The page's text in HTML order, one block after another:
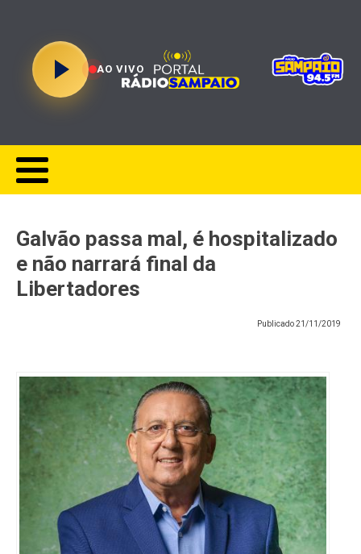
AO VIVO
Galvão passa mal, é hospitalizado
e não narrará final da
Libertadores
Publicado21/11/2019